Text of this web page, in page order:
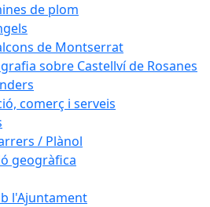
de plom
de Montserrat
sobre Castellví de Rosanes
comerç i serveis
/ Plànol
geogràfica
l'Ajuntament